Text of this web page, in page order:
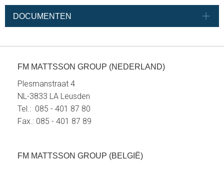
DOCUMENTEN
FM MATTSSON GROUP (NEDERLAND)
Plesmanstraat 4
NL-3833 LA Leusden
Tel.: 085 - 401 87 80
Fax.: 085 - 401 87 89
FM MATTSSON GROUP (BELGIË)